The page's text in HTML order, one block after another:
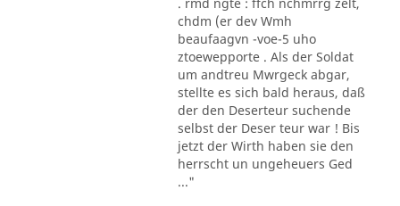
chdm (er dev Wmh
beaufaagvn -voe-5 uho
ztoewepporte . Als der Soldat
um andtreu Mwrgeck abgar,
stellte es sich bald heraus, daß
der den Deserteur suchende
selbst der Deser teur war ! Bis
jetzt der Wirth haben sie den
herrscht un ungeheuers Ged
..."